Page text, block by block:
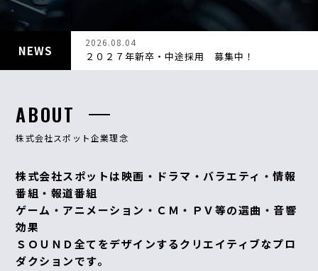
NEWS
2026.08.04
２０２７年新卒・中途採用 募集中！
ABOUT
株式会社スポット企業理念
株式会社スポットは映画・ドラマ・バラエティ・情報
番組・報道番組
ゲーム・アニメーション・ＣＭ・ＰＶ等の選曲・音響
効果
ＳＯＵＮＤ全てをデザインするクリエイティブなプロ
ダクションです。